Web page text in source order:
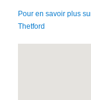
Pour en savoir plus
Thetford